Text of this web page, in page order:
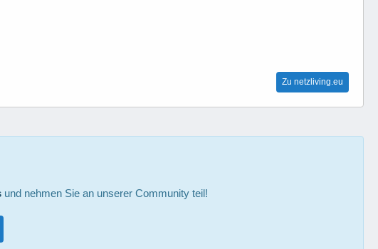
Zu netzliving.eu
und nehmen Sie an unserer Community teil!